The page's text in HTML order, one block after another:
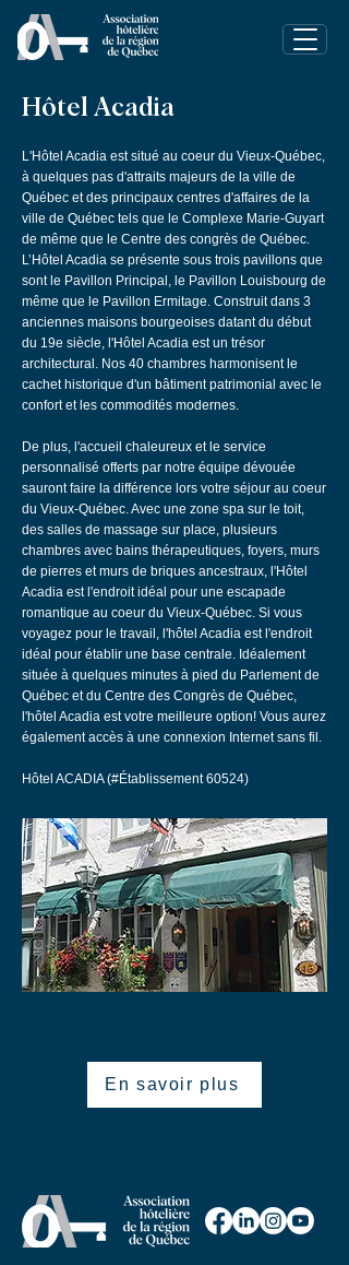
Hôtel Acadia
L'Hôtel Acadia est situé au coeur du Vieux-Québec,
à quelques pas d'attraits majeurs de la ville de
Québec et des principaux centres d'affaires de la
ville de Québec tels que le Complexe Marie-Guyart
de même que le Centre des congrès de Québec.
L’Hôtel Acadia se présente sous trois pavillons que
sont le Pavillon Principal, le Pavillon Louisbourg de
même que le Pavillon Ermitage. Construit dans 3
anciennes maisons bourgeoises datant du début
du 19e siècle, l'Hôtel Acadia est un trésor
architectural. Nos 40 chambres harmonisent le
cachet historique d'un bâtiment patrimonial avec le
confort et les commodités modernes.
De plus, l'accueil chaleureux et le service
personnalisé offerts par notre équipe dévouée
sauront faire la différence lors votre séjour au coeur
du Vieux-Québec. Avec une zone spa sur le toit,
des salles de massage sur place, plusieurs
chambres avec bains thérapeutiques, foyers, murs
de pierres et murs de briques ancestraux, l'Hôtel
Acadia est l'endroit idéal pour une escapade
romantique au coeur du Vieux-Québec. Si vous
voyagez pour le travail, l'hôtel Acadia est l'endroit
idéal pour établir une base centrale. Idéalement
située à quelques minutes à pied du Parlement de
Québec et du Centre des Congrès de Québec,
l'hôtel Acadia est votre meilleure option! Vous aurez
également accès à une connexion Internet sans fil.
Hôtel ACADIA (#Établissement 60524)
En savoir plus